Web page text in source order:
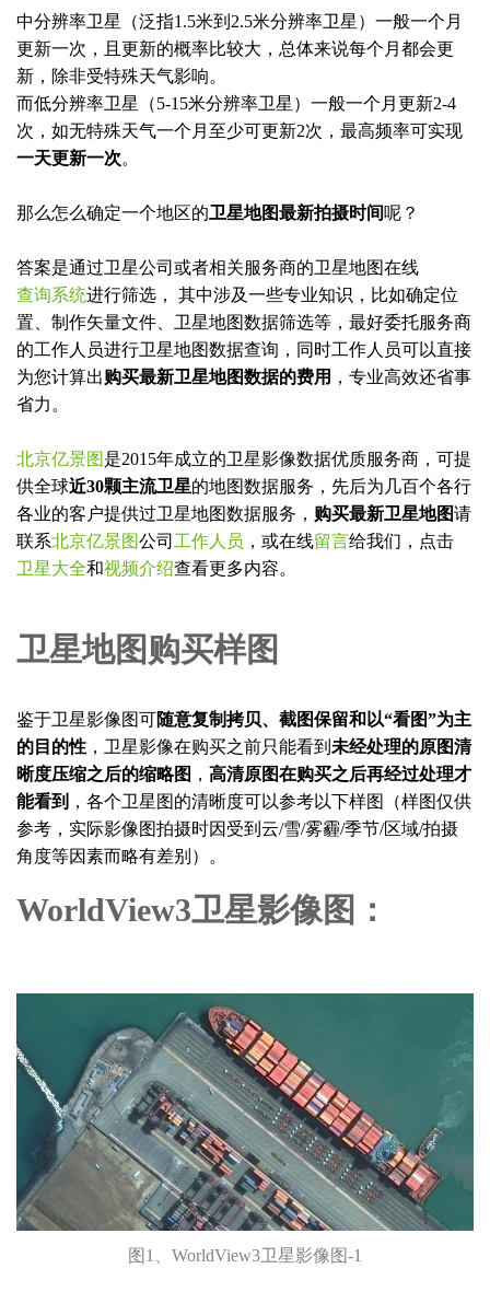
中分辨率卫星（泛指1.5米到2.5米分辨率卫星）一般一个月
更新一次，且更新的概率比较大，总体来说每个月都会更
新，除非受特殊天气影响。
而低分辨率卫星（5-15米分辨率卫星）一般一个月更新2-4
次，如无特殊天气一个月至少可更新2次，最高频率可实现
一天更新一次。
那么怎么确定一个地区的卫星地图最新拍摄时间呢？
答案是通过卫星公司或者相关服务商的卫星地图在线
查询系统进行筛选， 其中涉及一些专业知识，比如确定位
置、制作矢量文件、卫星地图数据筛选等，最好委托服务商
的工作人员进行卫星地图数据查询，同时工作人员可以直接
为您计算出购买最新卫星地图数据的费用 ，专业高效还省事
省力。
北京亿景图 是2015年成立的卫星影像数据优质服务商，可提
供全球近30颗主流卫星的地图数据服务，先后为几百个各行
各业的客户提供过卫星地图数据服务， 购买最新卫星地图请
联系北京亿景图公司 工作人员 ，或在线留言给我们，点击
卫星大全和视频介绍查看更多内容。
卫星地图购买样图
鉴于卫星影像图可随意复制拷贝、截图保留和以“看图”为主
的目的性 ，卫星影像在购买之前只能看到 未经处理的原图清
晰度压缩之后的缩略图 ， 高清原图在购买之后再经过处理才
能看到 ，各个卫星图的清晰度可以参考以下样图（样图仅供
参考，实际影像图拍摄时因受到云/雪/雾霾/季节/区域/拍摄
角度等因素而略有差别）。
WorldView3卫星影像图：
图1、WorldView3卫星影像图-1